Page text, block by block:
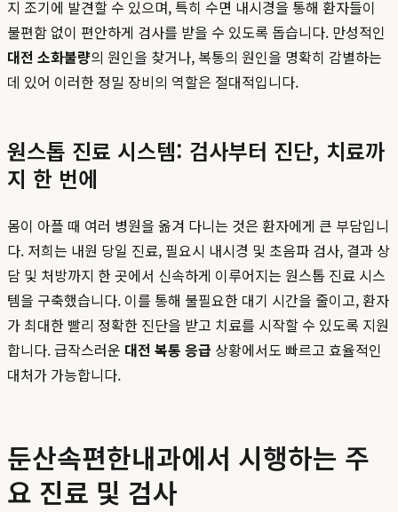
지 조기에 발견할 수 있으며, 특히 수면 내시경을 통해 환자들이
불편함 없이 편안하게 검사를 받을 수 있도록 돕습니다. 만성적인
대전 소화불량의 원인을 찾거나, 복통의 원인을 명확히 감별하는
데 있어 이러한 정밀 장비의 역할은 절대적입니다.
원스톱 진료 시스템: 검사부터 진단, 치료까
지 한 번에
몸이 아플 때 여러 병원을 옮겨 다니는 것은 환자에게 큰 부담입니
다. 저희는 내원 당일 진료, 필요시 내시경 및 초음파 검사, 결과 상
담 및 처방까지 한 곳에서 신속하게 이루어지는 원스톱 진료 시스
템을 구축했습니다. 이를 통해 불필요한 대기 시간을 줄이고, 환자
가 최대한 빨리 정확한 진단을 받고 치료를 시작할 수 있도록 지원
합니다. 급작스러운 대전 복통 응급 상황에서도 빠르고 효율적인
대처가 가능합니다.
둔산속편한내과에서 시행하는 주
요 진료 및 검사